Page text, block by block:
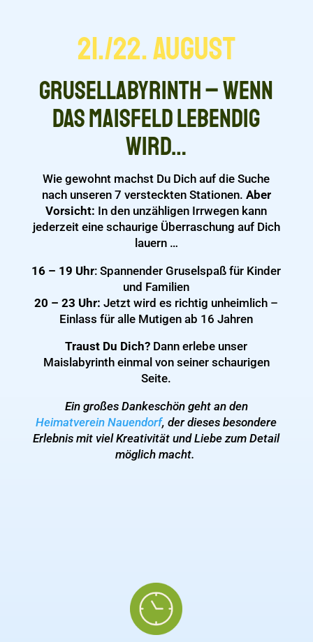
21./22. August
Grusellabyrinth – Wenn
das Maisfeld lebendig
wird…
Wie gewohnt machst Du Dich auf die Suche
nach unseren 7 versteckten Stationen. Aber
Vorsicht: In den unzähligen Irrwegen kann
jederzeit eine schaurige Überraschung auf Dich
lauern …
16 – 19 Uhr: Spannender Gruselspaß für Kinder
und Familien
20 – 23 Uhr: Jetzt wird es richtig unheimlich –
Einlass für alle Mutigen ab 16 Jahren
Traust Du Dich? Dann erlebe unser
Maislabyrinth einmal von seiner schaurigen
Seite.
Ein großes Dankeschön geht an den
Heimatverein Nauendorf, der dieses besondere
Erlebnis mit viel Kreativität und Liebe zum Detail
möglich macht.